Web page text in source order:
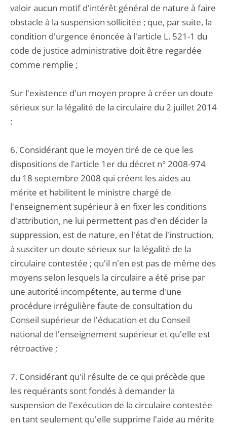
valoir aucun motif d'intérêt général de nature à faire
obstacle à la suspension sollicitée ; que, par suite, la
condition d'urgence énoncée à l'article L. 521-1 du
code de justice administrative doit être regardée
comme remplie ;
Sur l'existence d'un moyen propre à créer un doute
sérieux sur la légalité de la circulaire du 2 juillet 2014
:
6. Considérant que le moyen tiré de ce que les
dispositions de l'article 1er du décret n° 2008-974
du 18 septembre 2008 qui créent les aides au
mérite et habilitent le ministre chargé de
l'enseignement supérieur à en fixer les conditions
d'attribution, ne lui permettent pas d'en décider la
suppression, est de nature, en l'état de l'instruction,
à susciter un doute sérieux sur la légalité de la
circulaire contestée ; qu'il n'en est pas de même des
moyens selon lesquels la circulaire a été prise par
une autorité incompétente, au terme d'une
procédure irrégulière faute de consultation du
Conseil supérieur de l'éducation et du Conseil
national de l'enseignement supérieur et qu'elle est
rétroactive ;
7. Considérant qu'il résulte de ce qui précède que
les requérants sont fondés à demander la
suspension de l'exécution de la circulaire contestée
en tant seulement qu'elle supprime l'aide au mérite